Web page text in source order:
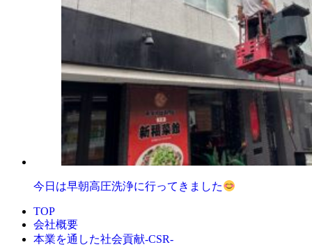
今日は早朝高圧洗浄に行ってきました
TOP
会社概要
本業を通した社会貢献-CSR-